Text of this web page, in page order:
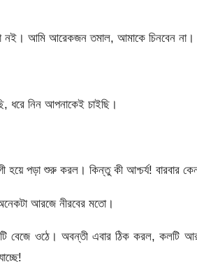
নই। আমি আরেকজন তমাল, আমাকে চিনবেন না।
নিন আপনাকেই চাইছি।
পড়া শুরু করল। কিন্তু কী আশ্চর্য! বারবার
আরজে নীরবের মতো।
বেজে ওঠে। অবন্তী এবার ঠিক করল, কলটি